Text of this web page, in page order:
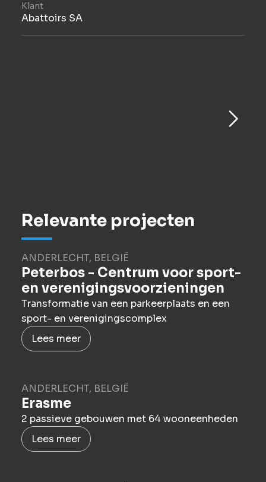
Klant
Abattoirs SA
Relevante projecten
ANDERLECHT, BELGIË
Peterbos - Centrum voor sport-
en verenigingsvoorzieningen
Transformatie van een parkeerplaats en een
sport- en verenigingscomplex
Lees meer
ANDERLECHT, BELGIË
Erasme
2 passieve gebouwen met 64 wooneenheden
Lees meer